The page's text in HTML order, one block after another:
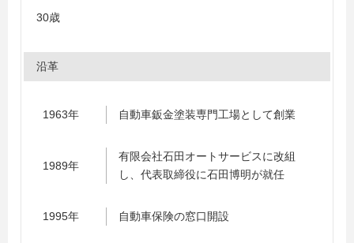
30歳
沿革
1963年 自動車鈑金塗装専門工場として創業
1989年
有限会社石田オートサービスに改組
し、代表取締役に石田博明が就任
1995年 自動車保険の窓口開設